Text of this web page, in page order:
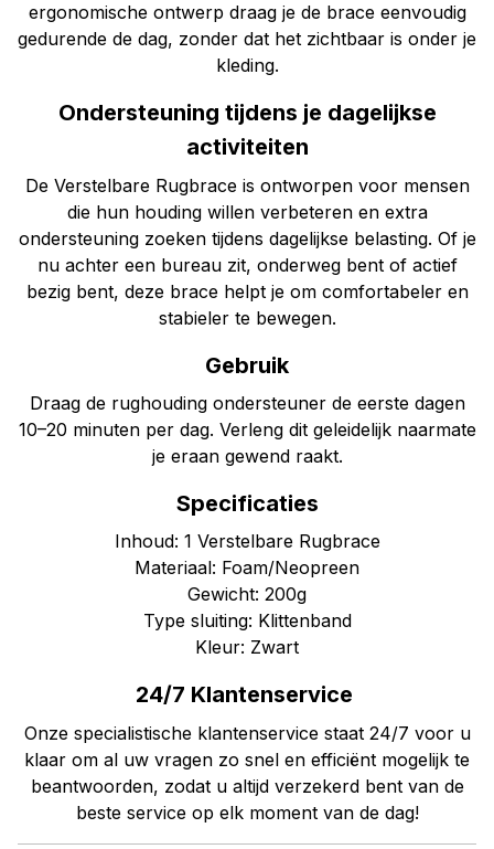
ergonomische ontwerp draag je de brace eenvoudig
gedurende de dag, zonder dat het zichtbaar is onder je
kleding.
Ondersteuning tijdens je dagelijkse
activiteiten
De Verstelbare Rugbrace is ontworpen voor mensen
die hun houding willen verbeteren en extra
ondersteuning zoeken tijdens dagelijkse belasting. Of je
nu achter een bureau zit, onderweg bent of actief
bezig bent, deze brace helpt je om comfortabeler en
stabieler te bewegen.
Gebruik
Draag de rughouding ondersteuner de eerste dagen
10–20 minuten per dag. Verleng dit geleidelijk naarmate
je eraan gewend raakt.
Specificaties
Inhoud: 1 Verstelbare Rugbrace
Materiaal: Foam/Neopreen
Gewicht: 200g
Type sluiting: Klittenband
Kleur: Zwart
24/7 Klantenservice
Onze specialistische klantenservice staat 24/7 voor u
klaar om al uw vragen zo snel en efficiënt mogelijk te
beantwoorden, zodat u altijd verzekerd bent van de
beste service op elk moment van de dag!